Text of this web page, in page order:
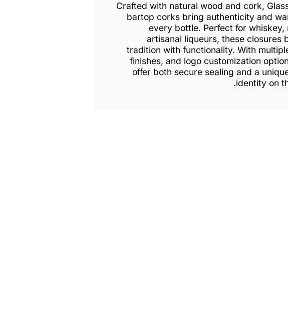
Crafted with natural wood and cork,
bartop corks bring authenticity and
every bottle. Perfect for whiskey,
artisanal liqueurs, these closures
tradition with functionality. With
finishes, and logo customization
offer both secure sealing and a
identity on